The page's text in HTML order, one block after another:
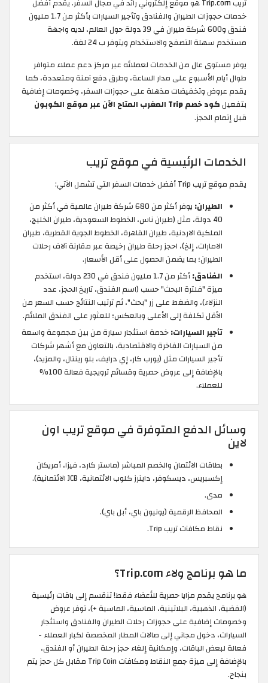
تريب Trip.com هو موقع إلكتروني رائد في مجال السفر. يقدم أفضل
خدمات حجوزات الطيران والفنادق وتأجير السيارات بأكثر من 1.7 مليون
فندق و600 شركة طيران في 39 دولة حول العالم، لديه واجهة
مستخدم سهلة التصفح والاستخدام ويتوفر ب 24 لغة.
يوفر مستوى عال من الخدمات لعملائه عبر مركز دعم عملاء متوافر
طوال أيام الأسبوع على مدار الساعة، وطرق دفع آمنة ومتعددة، كما
يقدم عروض وتخفيضات مذهلة على حجوزات السفر، وخصومات إضافية
بتفعيل كود خصم Trip المغرب المتاح الآن عبر موقع الكوبون
قبل إتمام الحجز.
الخدمات الرئيسية في موقع تريب
يقدم موقع تريب Trip أفضل خدمات السفر التي تشمل الآتي:
الطيران:
يوفر أكثر من 680 شركة طيران عالمية في أكثر من
40 دولة، مثل (طيران ناس، الخطوط السعودية، طيران الخليج،
الملكية الاردنية، طيران القاهرة، الخطوط الجوية القطرية، طيران
الامارات، إلخ)، احجز رحلة طيران رخيصة عبر مقارنة آلاف رحلات
الطيران؛ بما يضمن الحصول على أقل الأسعار.
الفنادق:
أكثر من 1.7 مليون فندق في 230 دولة، استخدم
ميزة "فلترة البحث" حسب (اسم الفندق، تاريخ الحجز، عدد
النزلاء)، والضغط على زر "بحث"، ثم ترتيب النتائج حسب السعر من
الأقل تكلفة إلى الأعلى وبالعكس؛ للعثور على الفندق الملائم.
تأجير السيارات:خدمة استئجار سيارة من بين مجموعة واسعة
من السيارات الفاخرة والاقتصادية، بالتعاون مع أشهر شركات
تأجير السيارات مثل (يورب كار، إي درايف، بلو رينتال، والمزيد)،
بالإضافة إلى عروض حصرية وقسائم ترويجية فعالة 100%
للعملاء.
وسائل الدفع المتوفرة في موقع تريب اون
لاين
بطاقات الائتمان والخصم المباشر (ماستر كارد، فيزا، أمريكان
إكسبريس، ديسكوفر، داينرز كلوب الائتمانية، JCB الائتمانية).
مدى.
المحافظ الرقمية (يونيون باي، أبل باي).
نقاط مكافآت تريب Trip.
ما هو برنامج ولاء Trip.com؟
هو برنامج يقدم مزايا حصرية للأعضاء فقط! تنقسم إلى باقات رئيسية
(الفضية، الذهبية، البلاتينية، الماسية، الماسية +)، توفر عروض
وخصومات إضافية على حجوزات رحلات الطيران والفنادق واستئجار
السيارات، دخول مجاني إلى صالات المطار المخصصة لكبار العملاء -
فعالة لبعض الباقات، وإمكانية إلغاء حجز رحلة الطيران أو الفندق،
بالإضافة إلى ميزة جمع النقاط ومكافآت Trip Coin مقابل كل حجز يتم
بنجاح.